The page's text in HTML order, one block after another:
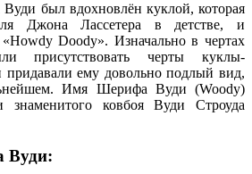
был вдохновлён куклой, которая
Джона Лассетера в детстве, и
Doody». Изначально в чертах
присутствовать черты куклы-
придавали ему довольно подлый вид,
Имя Шерифа Вуди (Woody)
знаменитого ковбоя Вуди Строуда
Вуди: